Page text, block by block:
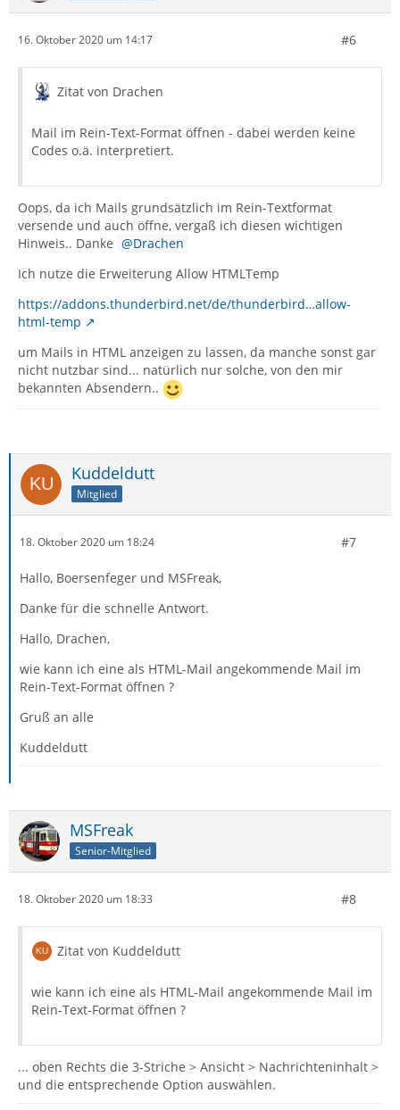
16. Oktober 2020 um 14:17 #6
Zitat von Drachen
Mail im Rein-Text-Format öffnen - dabei werden keine
Codes o.ä. interpretiert.
Oops, da ich Mails grundsätzlich im Rein-Textformat
versende und auch öffne, vergaß ich diesen wichtigen
Hinweis.. Danke
Drachen
Ich nutze die Erweiterung Allow HTMLTemp
https://addons.thunderbird.net/de/thunderbird…allow-
html-temp
um Mails in HTML anzeigen zu lassen, da manche sonst gar
nicht nutzbar sind... natürlich nur solche, von den mir
bekannten Absendern..
Kuddeldutt
Mitglied
18. Oktober 2020 um 18:24 #7
Hallo, Boersenfeger und MSFreak,
Danke für die schnelle Antwort.
Hallo, Drachen,
wie kann ich eine als HTML-Mail angekommende Mail im
Rein-Text-Format öffnen ?
Gruß an alle
Kuddeldutt
MSFreak
Senior-Mitglied
18. Oktober 2020 um 18:33 #8
Zitat von Kuddeldutt
wie kann ich eine als HTML-Mail angekommende Mail im
Rein-Text-Format öffnen ?
... oben Rechts die 3-Striche > Ansicht > Nachrichteninhalt >
und die entsprechende Option auswählen.